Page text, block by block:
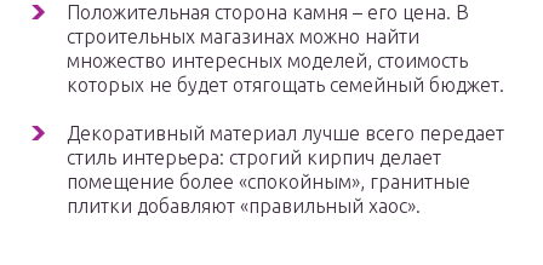
Положительная сторона камня – его цена. В
строительных магазинах можно найти
множество интересных моделей, стоимость
которых не будет отягощать семейный бюджет.
Декоративный материал лучше всего передает
стиль интерьера: строгий кирпич делает
помещение более «спокойным», гранитные
плитки добавляют «правильный хаос».